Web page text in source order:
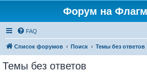
Форум на
FAQ
Список форумов Поиск Темы без ответов
Темы без ответов